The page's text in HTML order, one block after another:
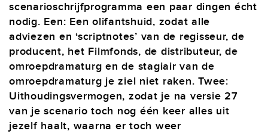
scenarioschrijfprogramma een paar dingen écht
nodig. Een: Een olifantshuid, zodat alle
adviezen en ‘scriptnotes’ van de regisseur, de
producent, het Filmfonds, de distributeur, de
omroepdramaturg en de stagiair van de
omroepdramaturg je ziel niet raken. Twee:
Uithoudingsvermogen, zodat je na versie 27
van je scenario toch nog één keer alles uit
jezelf haalt, waarna er toch weer